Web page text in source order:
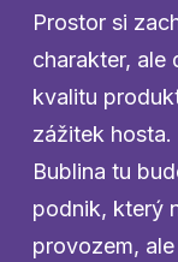
Prostor si
charakter, ale
kvalitu
zážitek hosta.
Bublina tu
podnik, který
provozem,